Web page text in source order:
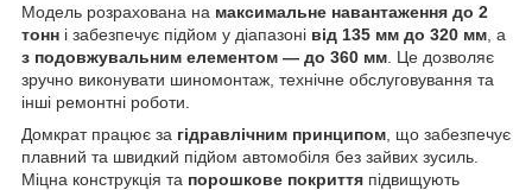
Модель розрахована на максимальне навантаження до 2
тонн і забезпечує підйом у діапазоні від 135 мм до 320 мм , а
з подовжувальним елементом — до 360 мм . Це дозволяє
зручно виконувати шиномонтаж, технічне обслуговування та
інші ремонтні роботи.
Домкрат працює за гідравлічним принципом , що забезпечує
плавний та швидкий підйом автомобіля без зайвих зусиль.
Міцна конструкція та порошкове покриття підвищують